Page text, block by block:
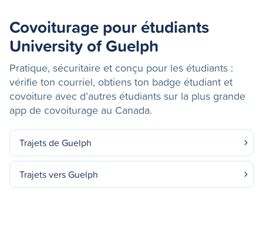
Covoiturage pour étudiants
University of Guelph
Pratique, sécuritaire et conçu pour les étudiants :
vérifie ton courriel, obtiens ton badge étudiant et
covoiture avec d’autres étudiants sur la plus grande
app de covoiturage au Canada.
Trajets de Guelph
Trajets vers Guelph